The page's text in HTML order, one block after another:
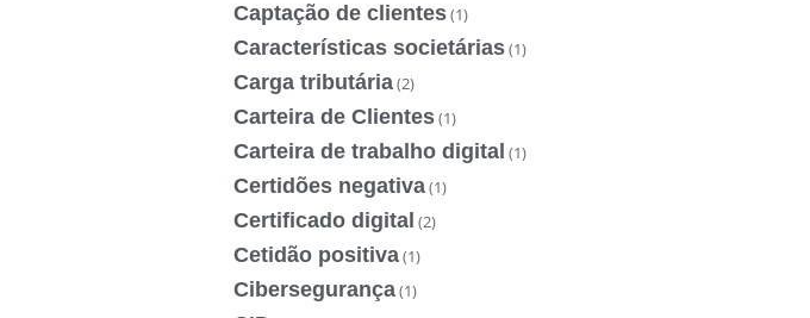
Captação de clientes(1)
Características societárias(1)
Carga tributária(2)
Carteira de Clientes(1)
Carteira de trabalho digital (1)
Certidões negativa(1)
Certificado digital (2)
Cetidão positiva(1)
Cibersegurança(1)